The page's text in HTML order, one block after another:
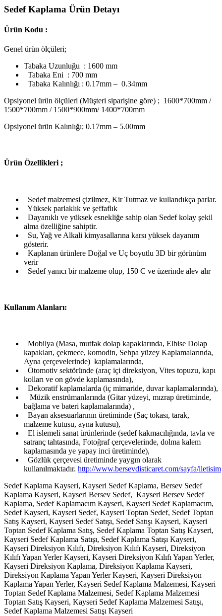
Sedef Kaplama Ürün Detayı
Ürün Kodu :
Genel ürün ölçüleri;
Tabaka Uzunluğu : 1600 mm
Tabaka Eni : 700 mm
Tabaka Kalınlığı : 0.17mm – 0.34mm
Opsiyonel ürün ölçüleri (Müşteri siparişine göre) ; 1600*700mm /
1500*700mm / 1500*900mm/ 1400*700mm
Opsiyonel ürün Kalınlığı; 0.17mm – 5.00mm
Ürün Özellikleri ;
Sedef malzemesi çizilmez, Kir Tutmaz ve kullandıkça parlar.
Yüksek parlaklık ve şeffaflık
Dayanıklı ve yüksek esnekliğe sahip olan Sedef kolay şekil
alma özelliğine sahiptir.
Su, Yağ ve Alkali kimyasallarına karsı yüksek dayanım
gösterir.
Kaplanan ürünlere Doğal ve Uç boyutlu 3D bir görünüm
verir
Sedef yanıcı bir malzeme olup, 150 C ve üzerinde alev alır
Kullanım Alanları:
Mobilya (Masa, mutfak dolap kapaklarında, Elbise Dolap
kapakları, çekmece, komodin, Sehpa yüzey Kaplamalarında,
Ayna çerçevelerinde) kaplamalarında,
Otomotiv sektöründe (araç içi direksiyon, Vites topuzu, kapı
kolları ve on gövde kaplamasında),
Dekoratif kaplamalarda (iç mimaride, duvar kaplamalarında),
Müzik enstrümanlarında (Gitar yüzeyi, mızrap üretiminde,
bağlama ve bateri kaplamalarında) ,
Bayan aksesuarlarının üretiminde (Saç tokası, tarak,
malzeme kutusu, ayna kutusu),
El islemeli sanat ürünlerinde (sedef kakmacılığında, tavla ve
satranç tahtasında, Fotoğraf çerçevelerinde, dolma kalem
kaplamasında ye yapay inci üretiminde),
Gözlük çerçevesi üretiminde yaygın olarak
kullanılmaktadır. http://www.bersevdisticaret.com/sayfa/iletisim
Sedef Kaplama Kayseri, Kayseri Sedef Kaplama, Bersev Sedef
Kaplama Kayseri, Kayseri Bersev Sedef, Kayseri Bersev Sedef
Kaplama, Sedef Kaplamacım Kayseri, Kayseri Sedef Kaplamacım,
Sedef Kayseri, Kayseri Sedef, Kayseri Toptan Sedef, Sedef Toptan
Satış Kayseri, Kayseri Sedef Satışı, Sedef Satışı Kayseri, Kayseri
Toptan Sedef Kaplama Satış, Sedef Kaplama Toptan Satış Kayseri,
Kayseri Sedef Kaplama Satışı, Sedef Kaplama Satışı Kayseri,
Kayseri Direksiyon Kılıfı, Direksiyon Kılıfı Kayseri, Direksiyon
Kılıfı Yapan Yerler Kayseri, Kayseri Direksiyon Kılıfı Yapan Yerler,
Kayseri Direksiyon Kaplama, Direksiyon Kaplama Kayseri,
Direksiyon Kaplama Yapan Yerler Kayseri, Kayseri Direksiyon
Kaplama Yapan Yerler, Kayseri Sedef Kaplama Malzemesi, Kayseri
Toptan Sedef Kaplama Malzemesi, Sedef Kaplama Malzemesi
Toptan Satış Kayseri, Kayseri Sedef Kaplama Malzemesi Satışı,
Sedef Kaplama Malzemesi Satışı Kayseri